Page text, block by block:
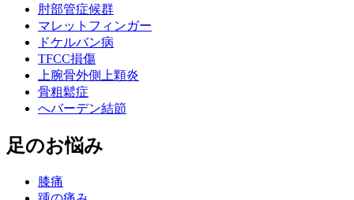
肘部管症候群
マレットフィンガー
ドケルバン病
TFCC損傷
上腕骨外側上顆炎
骨粗鬆症
へバーデン結節
足のお悩み
膝痛